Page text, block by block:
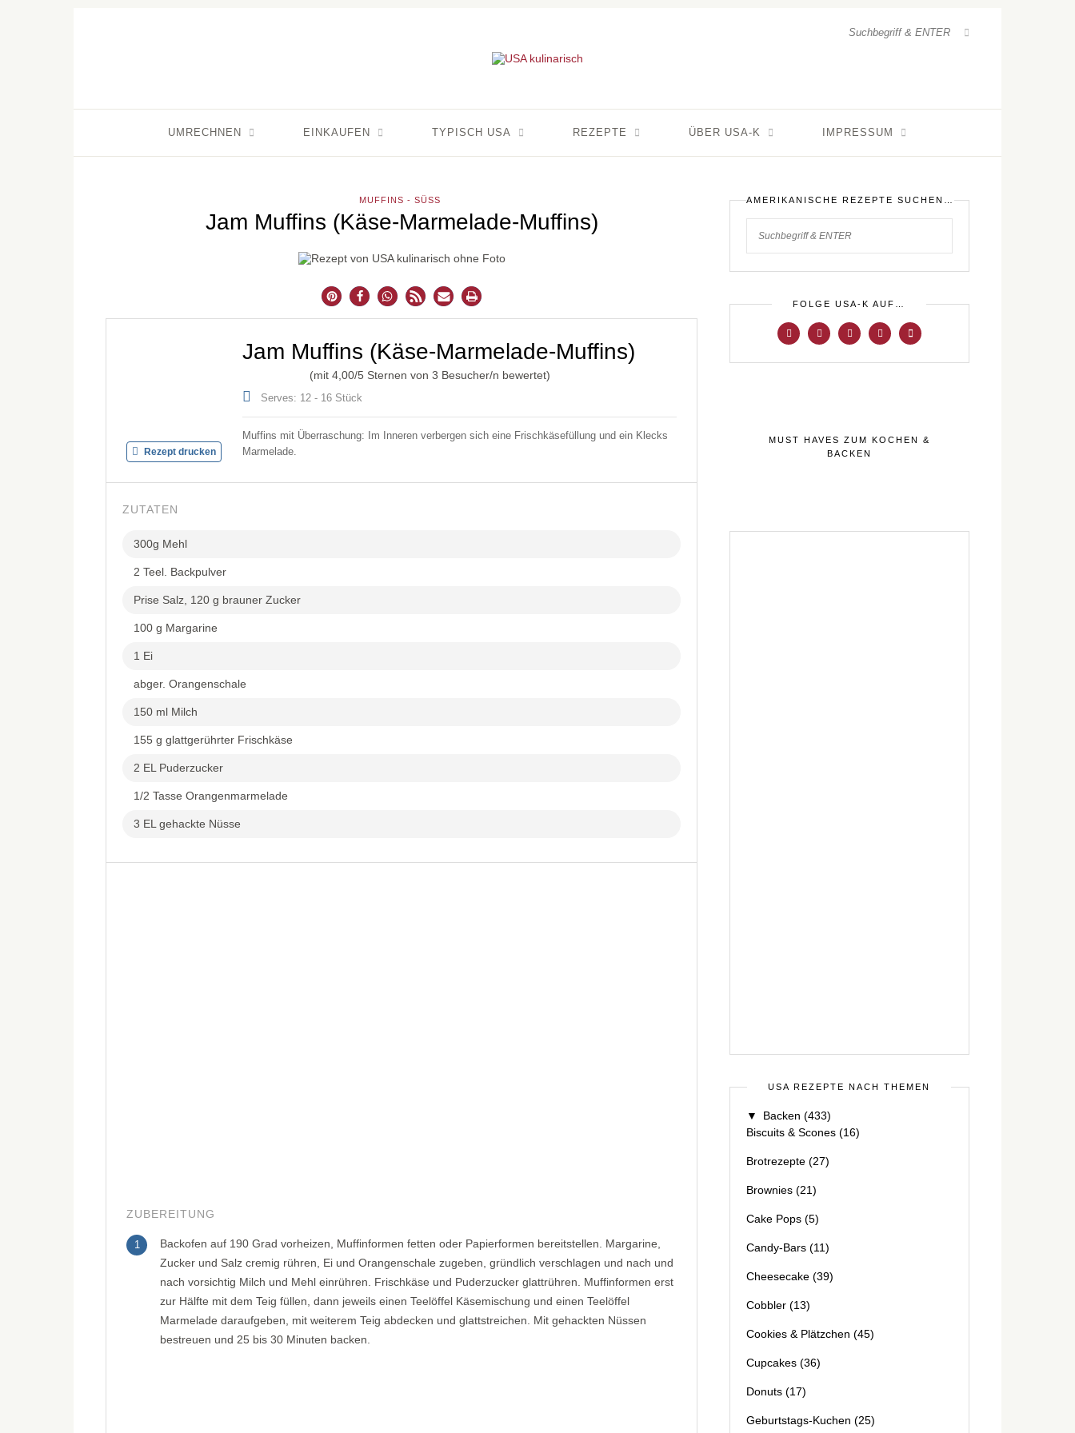
UMRECHNEN EINKAUFEN TYPISCH USA REZEPTE ÜBER USA-K IMPRESSUM
MUFFINS - SÜSS
Jam Muffins (Käse-Marmelade-Muffins)
Rezept drucken
Jam Muffins (Käse-Marmelade-Muffins)
(mit 4,00/5 Sternen von 3 Besucher/n bewertet)
Serves: 12 - 16 Stück
Muffins mit Überraschung: Im Inneren verbergen sich eine Frischkäsefüllung und ein Klecks
Marmelade.
ZUTATEN
300g Mehl
2 Teel. Backpulver
Prise Salz, 120 g brauner Zucker
100 g Margarine
1 Ei
abger. Orangenschale
150 ml Milch
155 g glattgerührter Frischkäse
2 EL Puderzucker
1/2 Tasse Orangenmarmelade
3 EL gehackte Nüsse
ZUBEREITUNG
1
Backofen auf 190 Grad vorheizen, Muffinformen fetten oder Papierformen bereitstellen. Margarine,
Zucker und Salz cremig rühren, Ei und Orangenschale zugeben, gründlich verschlagen und nach und
nach vorsichtig Milch und Mehl einrühren. Frischkäse und Puderzucker glattrühren. Muffinformen erst
zur Hälfte mit dem Teig füllen, dann jeweils einen Teelöffel Käsemischung und einen Teelöffel
Marmelade daraufgeben, mit weiterem Teig abdecken und glattstreichen. Mit gehackten Nüssen
bestreuen und 25 bis 30 Minuten backen.
AMERIKANISCHE REZEPTE SUCHEN…
FOLGE USA-K AUF…
MUST HAVES ZUM KOCHEN &
BACKEN
USA REZEPTE NACH THEMEN
▼ Backen (433)
Biscuits & Scones (16)
Brotrezepte (27)
Brownies (21)
Cake Pops (5)
Candy-Bars (11)
Cheesecake (39)
Cobbler (13)
Cookies & Plätzchen (45)
Cupcakes (36)
Donuts (17)
Geburtstags-Kuchen (25)